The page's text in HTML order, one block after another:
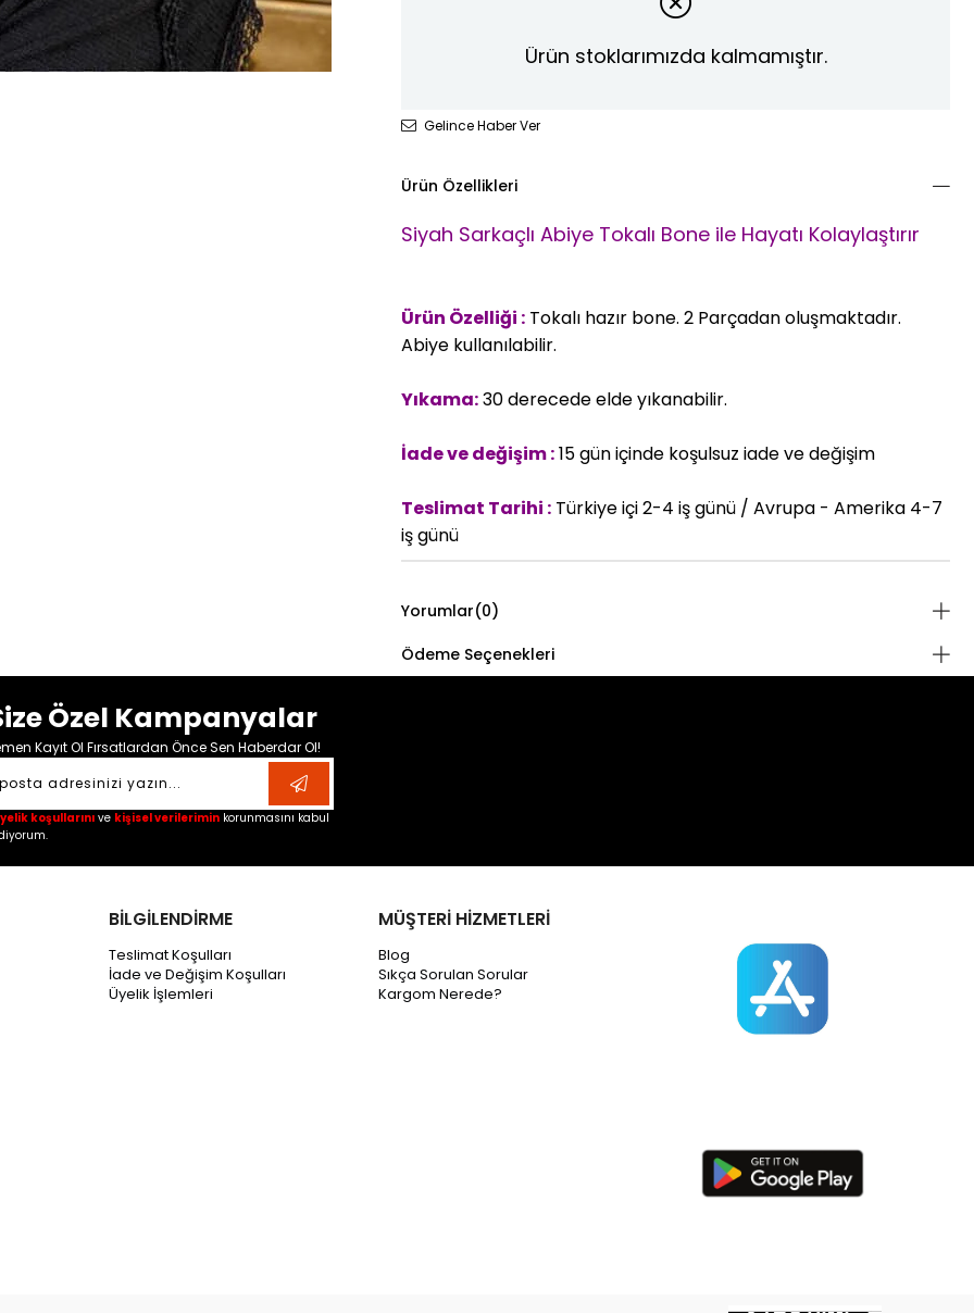
Ürün stoklarımızda kalmamıştır.
Gelince Haber Ver
Ürün Özellikleri
Siyah Sarkaçlı Abiye Tokalı Bone ile Hayatı Kolaylaştırır
Ürün Özelliği : Tokalı hazır bone. 2 Parçadan oluşmaktadır.
Abiye kullanılabilir.
Yıkama:30 derecede elde yıkanabilir.
İade ve değişim :15 gün içinde koşulsuz iade ve değişim
Teslimat Tarihi : Türkiye içi 2-4 iş günü / Avrupa - Amerika 4-7
iş günü
Yorumlar(0)
Ödeme Seçenekleri
Özel Kampanyalar
Kayıt Ol Fırsatlardan Önce Sen Haberdar Ol!
koşullarını ve kişisel verilerimin korunmasını kabul
BİLGİLENDİRME
Teslimat Koşulları
İade ve Değişim Koşulları
Üyelik İşlemleri
MÜŞTERİ HİZMETLERİ
Blog
Sıkça Sorulan Sorular
Kargom Nerede?